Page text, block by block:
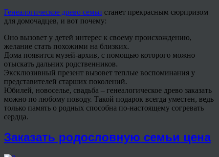
Генеалогическое древо семьи станет прекрасным сюрпризом
для домочадцев, и вот почему:
Оно вызовет у детей интерес к своему происхождению,
желание стать похожими на близких.
Дома появится музей-архив, с помощью которого можно
отыскать дальних родственников.
Эксклюзивный презент вызовет теплые воспоминания у
представителей старших поколений.
Юбилей, новоселье, свадьба – генеалогическое древо заказать
можно по любому поводу. Такой подарок всегда уместен, ведь
только память о родных способна по-настоящему согревать
сердца.
Заказать родословную семьи цена